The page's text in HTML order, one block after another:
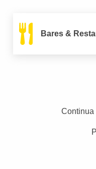
Bares &
Continua